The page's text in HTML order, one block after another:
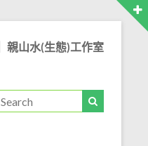
親山水(生態)工作室